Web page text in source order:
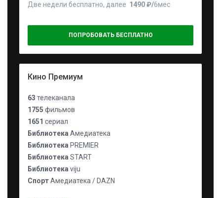
Две недели бесплатно, далее 1490 ₽⁠/⁠6мес
ПОПРОБОВАТЬ БЕСПЛАТНО
Кино Премиум
63 телеканала
1755 фильмов
1651 сериал
Библиотека Амедиатека
Библиотека PREMIER
Библиотека START
Библиотека viju
СпортАмедиатека / DAZN